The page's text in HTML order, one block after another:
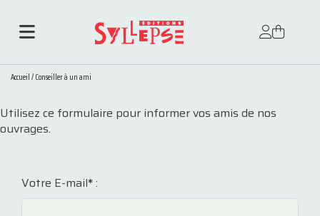
Accueil/Conseiller à un ami
Utilisez ce formulaire pour informer vos amis de nos
ouvrages.
Votre E-mail*: